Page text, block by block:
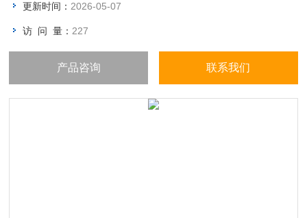
更新时间： 2026-05-07
访 问 量： 227
产品咨询 联系我们